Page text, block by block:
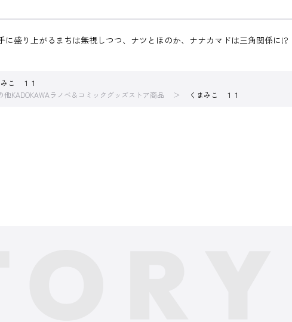
盛り上がるまちは無視しつつ、ナツとほのか、ナナカマドは三角関係に
みこ １１
他KADOKAWAラノベ＆コミックグッズストア商品 くまみこ １１